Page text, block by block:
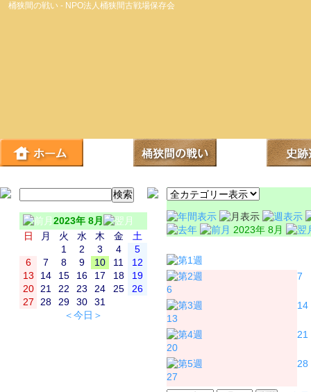
桶狭間の戦い - NPO法人桶狭間古戦場保存会
2023年 8月
日
月 火 水 木 金
土
1
2 3 4
5
6
7 8 9 10 11
12
13
14 15 16 17 18
19
20
21 22 23 24 25
26
27
28 29 30
31
＜今日＞
2023年 8月
6
7
13
14
20
21
27
28